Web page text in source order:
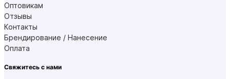
Оптовикам
Отзывы
Контакты
Брендирование / Нанесение
Оплата
Свяжитесь с нами